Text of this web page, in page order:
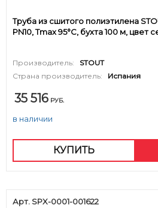
Труба из сшитого полиэтилена
PN10, Tmax 95°C, бухта 100 м, цвет
Производитель:
STOUT
Страна производитель:
Испания
35 516 РУБ.
в наличии
КУПИТЬ
Арт. SPX-0001-001622